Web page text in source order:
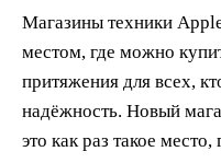
Магазины техники
местом, где можно
притяжения для всех,
надёжность. Новый
это как раз такое